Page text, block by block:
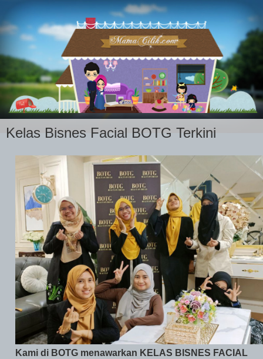
Kelas Bisnes Facial BOTG Terkini
Kami di BOTG menawarkan KELAS BISNES FACIAL